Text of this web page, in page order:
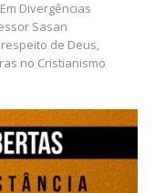
Divergências
Sasan
de Deus,
no Cristianismo